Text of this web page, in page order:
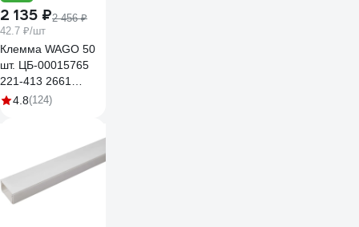
2 135 ₽2 456 ₽
42.7 ₽/шт
Клемма WAGO 50
шт. ЦБ-00015765
221-413 2661
102661
4.8(124)